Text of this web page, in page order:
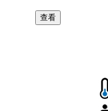
查看